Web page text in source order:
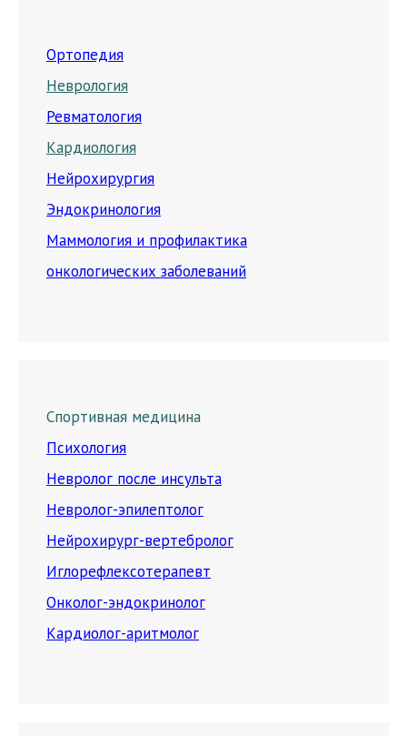
Ортопедия
Неврология
Ревматология
Кардиология
Нейрохирургия
Эндокринология
Маммология и профилактика
онкологических заболеваний
Спортивная медицина
Психология
Невролог после инсульта
Невролог-эпилептолог
Нейрохирург-вертебролог
Иглорефлексотерапевт
Онколог-эндокринолог
Кардиолог-аритмолог